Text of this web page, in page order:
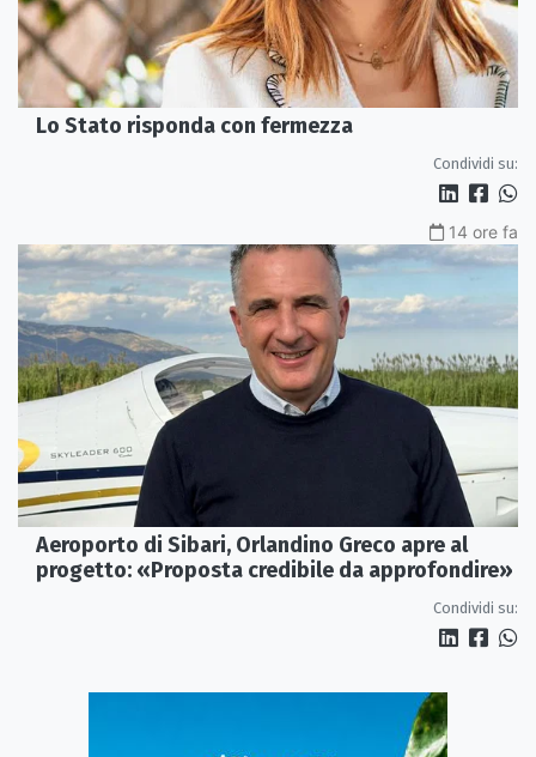
Lo Stato risponda con fermezza
Condividi su:
14 ore fa
Aeroporto di Sibari, Orlandino Greco apre al
progetto: «Proposta credibile da approfondire»
Condividi su: